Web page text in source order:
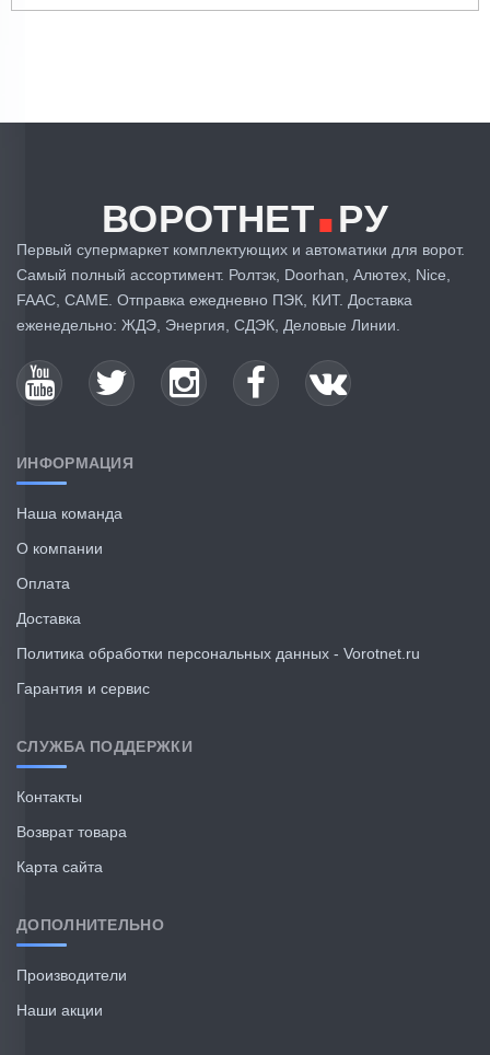
ВОРОТНЕТ.РУ
Первый супермаркет комплектующих и автоматики для ворот.
Самый полный ассортимент. Ролтэк, Doorhan, Алютех, Nice,
FAAC, CAME. Отправка ежедневно ПЭК, КИТ. Доставка
еженедельно: ЖДЭ, Энергия, СДЭК, Деловые Линии.
ИНФОРМАЦИЯ
Наша команда
О компании
Оплата
Доставка
Политика обработки персональных данных - Vorotnet.ru
Гарантия и сервис
СЛУЖБА ПОДДЕРЖКИ
Контакты
Возврат товара
Карта сайта
ДОПОЛНИТЕЛЬНО
Производители
Наши акции